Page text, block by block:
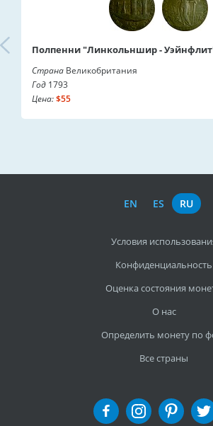
Полпенни "Линкольншир - Уэйнфлит"
Страна Великобритания
Год 1793
Цена:$55
EN ES RU
Условия
Конфиденциальность
Оценка состояния
О нас
Определить монету по
Все страны